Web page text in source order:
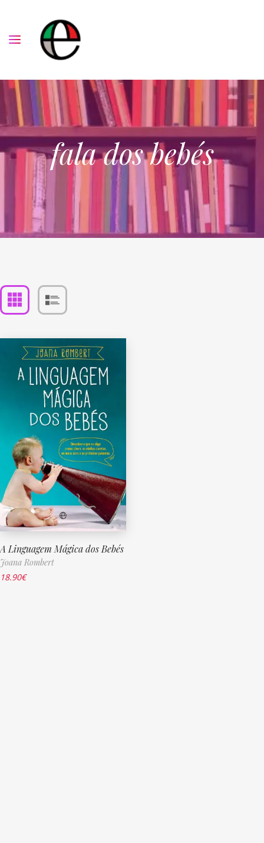
fala dos bebés
A Linguagem Mágica dos Bebés
Joana Rombert
18.90€